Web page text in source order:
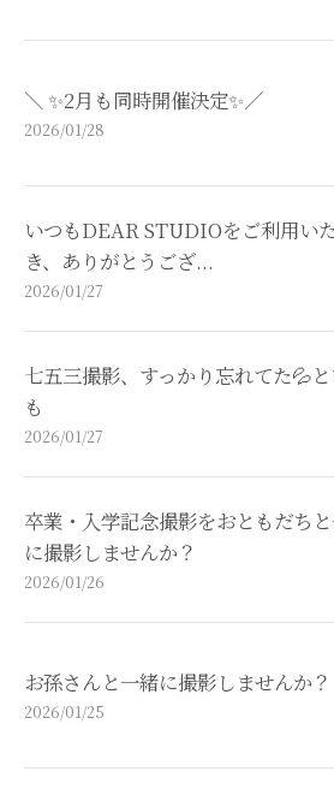
＼ ✨️2月も同時開催決定✨️／
2026/01/28
いつもDEAR STUDIOをご利用い
き、ありがとうござ...
2026/01/27
七五三撮影、すっかり忘れてた💦
も
2026/01/27
卒業・入学記念撮影をおともだち
に撮影しませんか？
2026/01/26
お孫さんと一緒に撮影しませんか？
2026/01/25